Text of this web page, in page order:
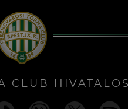
CLUB